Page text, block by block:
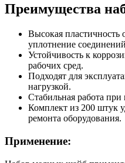
Преимущества
Высокая пластичность
уплотнение
Устойчивость к
рабочих сред.
Подходят для
нагрузкой.
Стабильная работа при
Комплект из 200 штук
ремонта оборудования.
Применение: